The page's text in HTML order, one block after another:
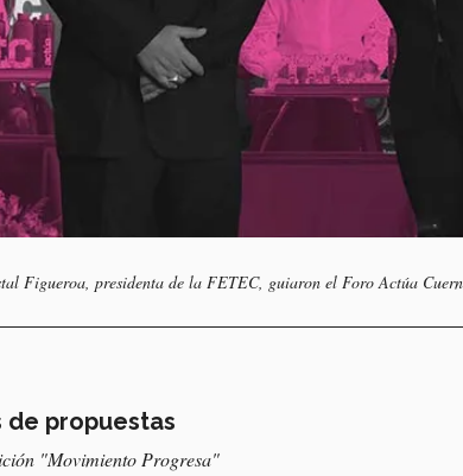
Figueroa, presidenta de la FETEC, guiaron el Foro Actúa
de propuestas
"Movimiento Progresa"